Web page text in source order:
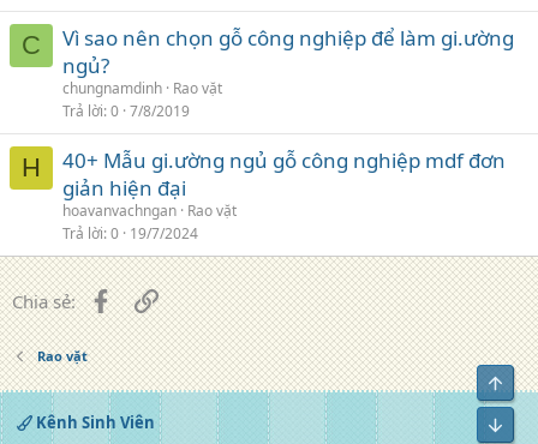
C
Vì sao nên chọn gỗ công nghiệp để làm gi.ường
ngủ?
chungnamdinh Rao vặt
Trả lời 0 7/8/2019
H
40+ Mẫu gi.ường ngủ gỗ công nghiệp mdf đơn
giản hiện đại
hoavanvachngan Rao vặt
Trả lời 0 19/7/2024
Chia sẻ: FacebookLiên kết
Rao vặt
Kênh Sinh Viên
Top